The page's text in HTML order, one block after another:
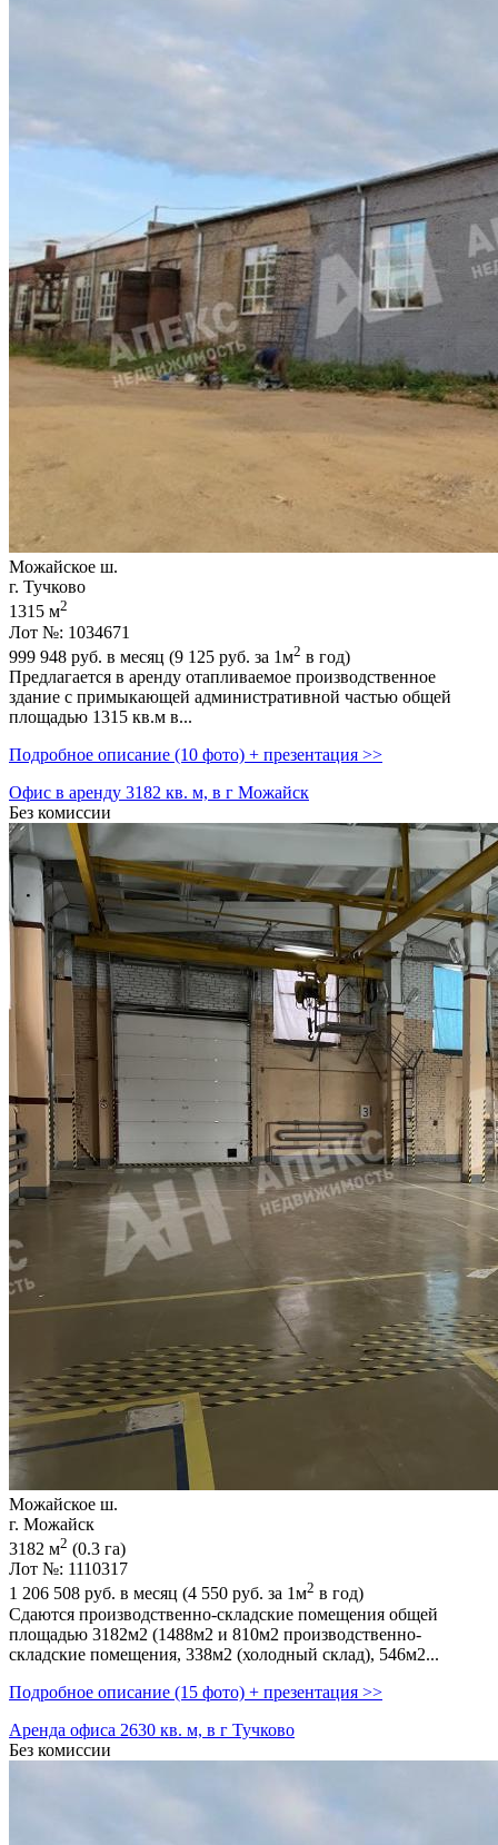
Можайское ш.
г. Тучково
1315 м2
Лот №: 1034671
999 948 руб. в месяц (9 125 руб. за 1м2 в год)
Предлагается в аренду отапливаемое производственное
здание с примыкающей административной частью общей
площадью 1315 кв.м в...
Подробное описание (10 фото) + презентация >>
Офис в аренду 3182 кв. м, в г Можайск
Без комиссии
Можайское ш.
г. Можайск
3182 м2 (0.3 га)
Лот №: 1110317
1 206 508 руб. в месяц (4 550 руб. за 1м2 в год)
Сдаются производственно-складские помещения общей
площадью 3182м2 (1488м2 и 810м2 производственно-
складские помещения,­ 338м2 (холодный склад),­ 546м2...
Подробное описание (15 фото) + презентация >>
Аренда офиса 2630 кв. м, в г Тучково
Без комиссии